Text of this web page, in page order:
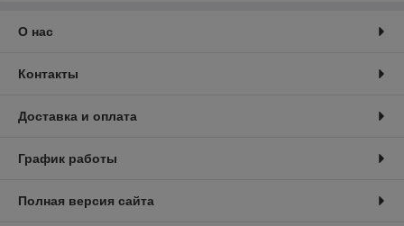
О нас
Контакты
Доставка и оплата
График работы
Полная версия сайта